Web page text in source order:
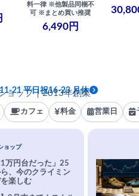
料一律 ※他製品同梱不
可 ※まとめ買い推奨
6,490円
ョップ｜2013年創業
21 平日祝16-23 月休
カフェ 料金 営業日
ョップ
1万円台だった」25
、今のクライミン
楽しむ